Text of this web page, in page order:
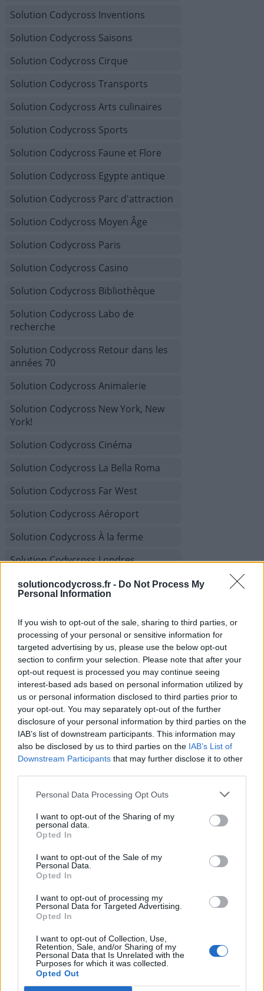
solutioncodycross.fr - Do Not Process My
Personal Information
If you wish to opt-out of the sale, sharing to third parties, or
processing of your personal or sensitive information for
targeted advertising by us, please use the below opt-out
section to confirm your selection. Please note that after your
opt-out request is processed you may continue seeing
interest-based ads based on personal information utilized by
us or personal information disclosed to third parties prior to
your opt-out. You may separately opt-out of the further
disclosure of your personal information by third parties on the
IAB’s list of downstream participants. This information may
also be disclosed by us to third parties on the IAB’s List of
Downstream Participants that may further disclose it to other
Personal Data Processing Opt Outs
I want to opt-out of the Sharing of my
personal data.
Opted In
I want to opt-out of the Sale of my
Personal Data.
Opted In
I want to opt-out of processing my
Personal Data for Targeted Advertising.
Opted In
I want to opt-out of Collection, Use,
Retention, Sale, and/or Sharing of my
Personal Data that Is Unrelated with the
Purposes for which it was collected.
Opted Out
Solution Codycross Inventions
Solution Codycross Saisons
Solution Codycross Cirque
Solution Codycross Transports
Solution Codycross Arts culinaires
Solution Codycross Sports
Solution Codycross Faune et Flore
Solution Codycross Egypte antique
Solution Codycross Parc d'attraction
Solution Codycross Moyen Âge
Solution Codycross Paris
Solution Codycross Casino
Solution Codycross Bibliothèque
Solution Codycross Labo de
recherche
Solution Codycross Retour dans les
années 70
Solution Codycross Animalerie
Solution Codycross New York, New
York!
Solution Codycross Cinéma
Solution Codycross La Bella Roma
Solution Codycross Far West
Solution Codycross Aéroport
Solution Codycross À la ferme
Solution Codycross Londres
Solution Codycross Grand magasin
Solution Codycross Stations
Touristiques
Solution Codycross Bienvenue au
Japon
Solution Codycross Salle de Concert
Solution Codycross Chaîne de
télévision
Solution Codycross Confort de la
Maison
Solution Codycross Croisière
Solution Codycross Grèce
Solution Codycross Le Monde est
Solution Codycross Voyage en train
Solution Codycross Musée des
beaux-arts
Solution Codycross Parc aquatique
Solution Codycross Visite du Brésil
Solution Codycross Les Années 1980